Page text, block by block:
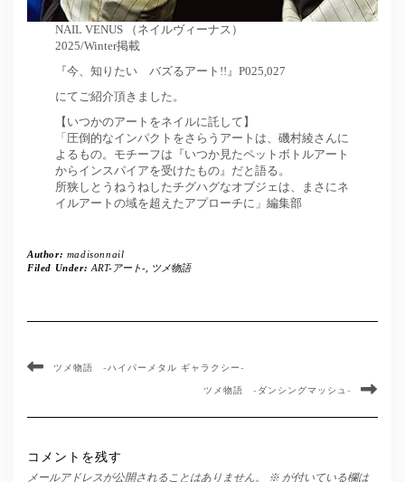
NAIL VENUS （ネイルヴィーナス）
2025/Winter掲載
『今、知りたい バズるアート!!』P025,027
にてご紹介頂きました。
【いつかのアートをネイルに託して】
「圧倒的なインパクトをさらうアートは、磯村綾さんに
よるもの。モチーフは『いつか見たペットボトルアート
からインスパイアを受けたもの』だと語る。
所狭しとうねうねしたチグハグなオブジェは、まさにネ
イルアートの域を超えたアプローチに」編集部
Author: madisonnail
Filed Under: ART-アート-, ツメ物語
ツメ物語 -ハイパーメタル ギャラクシー-
ツメ物語 -ダンシングマッシュ-
コメントを残す
メールアドレスが公開されることはありません。 ※ が付いている欄は